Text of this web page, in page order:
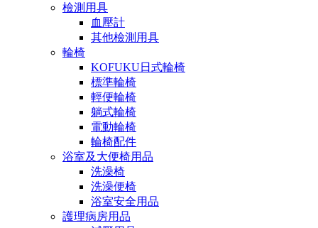
檢測用具
血壓計
其他檢測用具
輪椅
KOFUKU日式輪椅
標準輪椅
輕便輪椅
躺式輪椅
電動輪椅
輪椅配件
浴室及大便椅用品
洗澡椅
洗澡便椅
浴室安全用品
護理病房用品